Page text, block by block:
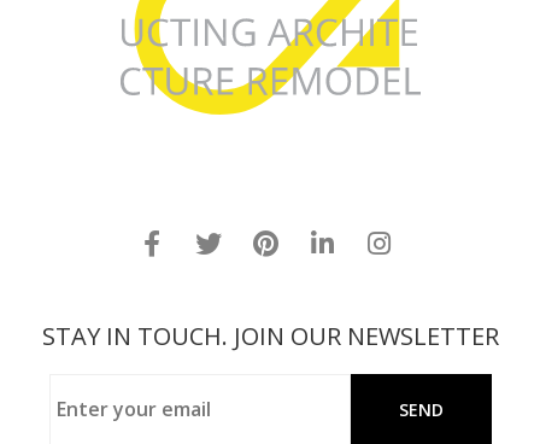
STAY IN TOUCH. JOIN OUR NEWSLETTER